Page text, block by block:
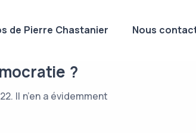
de Pierre Chastanier Nous
?
Il n’en a évidemment